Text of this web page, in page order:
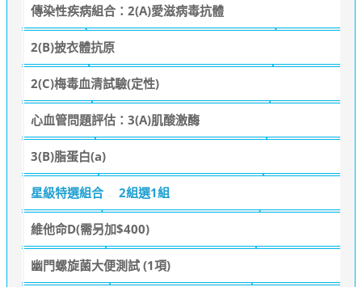
傳染性疾病組合：2(A)愛滋病毒抗體
2(B)披衣體抗原
2(C)梅毒血清試驗(定性)
心血管問題評估：3(A)肌酸激酶
3(B)脂蛋白(a)
星級特選組合 2組選1組
維他命D(需另加$400)
幽門螺旋菌大便測試 (1項)